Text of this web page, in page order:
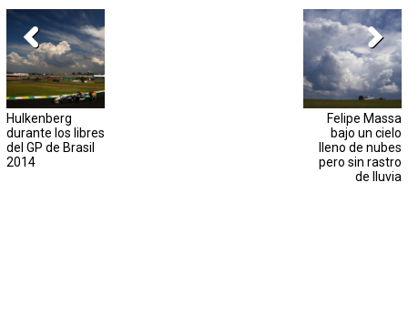
Hulkenberg
durante los libres
del GP de Brasil
2014
Felipe Massa
bajo un cielo
lleno de nubes
pero sin rastro
de lluvia